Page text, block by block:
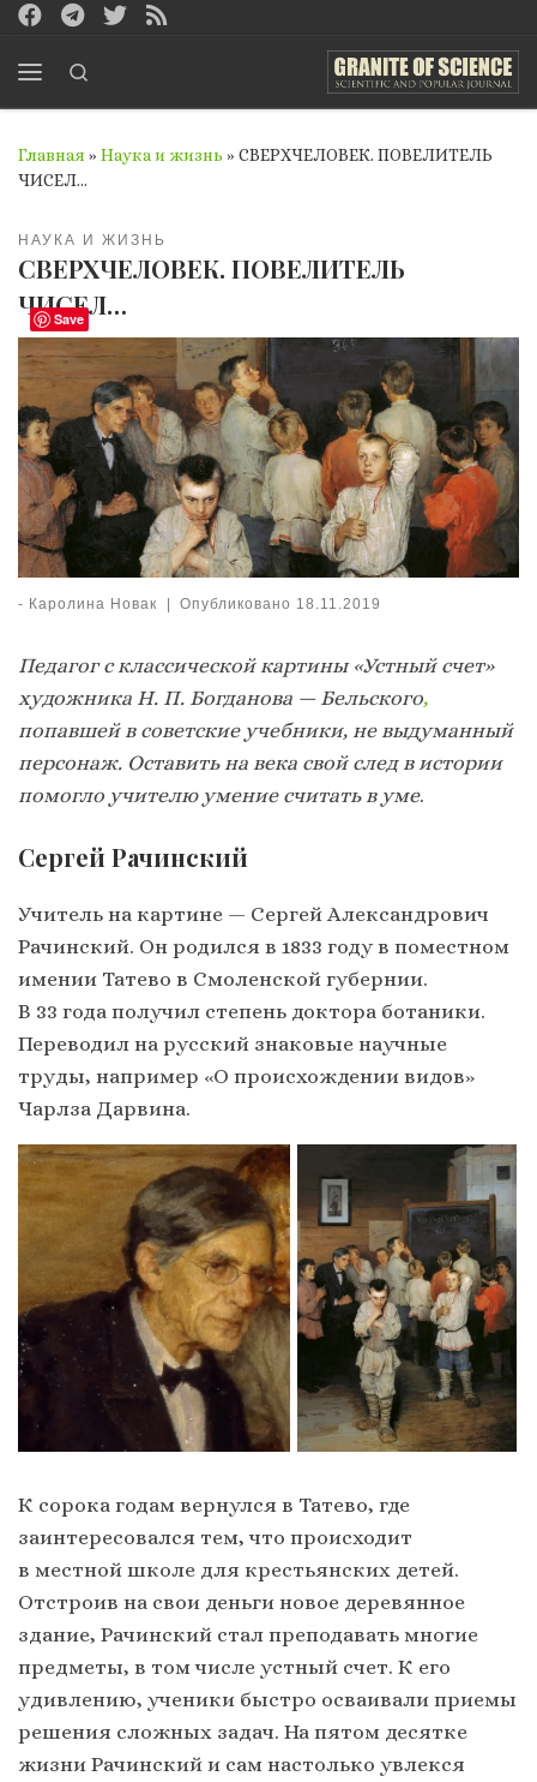
Перейти к содержимому
Главная » Наука и жизнь » СВЕРХЧЕЛОВЕК. ПОВЕЛИТЕЛЬ
ЧИСЕЛ…
НАУКА И ЖИЗНЬ
СВЕРХЧЕЛОВЕК. ПОВЕЛИТЕЛЬ
ЧИСЕЛ…
- Каролина Новак | Опубликовано 18.11.2019
Педагог с классической картины «Устный счет»
художника Н. П. Богданова — Бельского,
попавшей в советские учебники, не выдуманный
персонаж. Оставить на века свой след в истории
помогло учителю умение считать в уме.
Сергей Рачинский
Учитель на картине — Сергей Александрович
Рачинский. Он родился в 1833 году в поместном
имении Татево в Смоленской губернии.
В 33 года получил степень доктора ботаники.
Переводил на русский знаковые научные
труды, например «О происхождении видов»
Чарлза Дарвина.
К сорока годам вернулся в Татево, где
заинтересовался тем, что происходит
в местной школе для крестьянских детей.
Отстроив на свои деньги новое деревянное
здание, Рачинский стал преподавать многие
предметы, в том числе устный счет. К его
удивлению, ученики быстро осваивали приемы
решения сложных задач. На пятом десятке
жизни Рачинский и сам настолько увлекся
Save